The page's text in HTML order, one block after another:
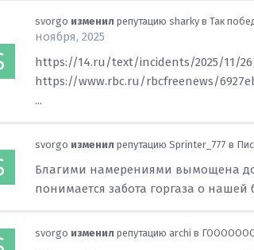
svorgo изменил репутациюsharky вТак
ноября, 2025
https://14.ru/text/incidents/2025/11/26/
https://www.rbc.ru/rbcfreenews/
...
svorgo изменил репутациюSprinter_777 в
Благими намерениями вымощена
понимается забота горгаза о нашей
svorgo изменил репутациюarchi в